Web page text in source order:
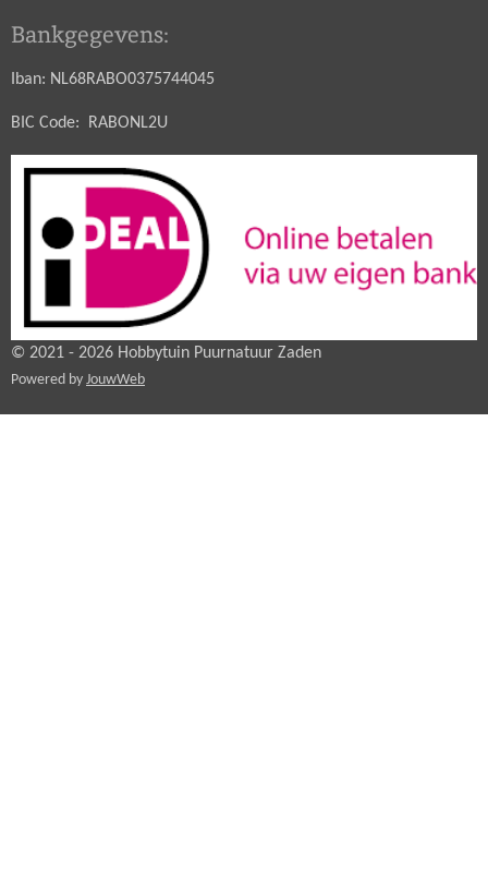
Bankgegevens:
Iban: NL68RABO0375744045
BIC Code: RABONL2U
© 2021 - 2026 Hobbytuin Puurnatuur Zaden
Powered by JouwWeb